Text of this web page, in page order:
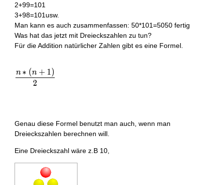
2+99=101
3+98=101usw.
Man kann es auch zusammenfassen: 50*101=5050 fertig
Was hat das jetzt mit Dreieckszahlen zu tun?
Für die Addition natürlicher Zahlen gibt es eine Formel.
\frac { n*(n+1) }{ 2 }
2
n ∗ (n + 1)
Genau diese Formel benutzt man auch, wenn man
Dreieckszahlen berechnen will.
Eine Dreieckszahl wäre z.B 10,